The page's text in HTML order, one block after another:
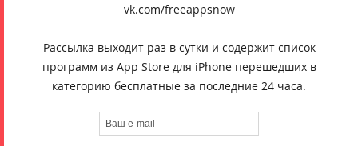
vk.com/freeappsnow
Рассылка выходит раз в сутки и содержит список
программ из App Store для iPhone перешедших в
категорию бесплатные за последние 24 часа.